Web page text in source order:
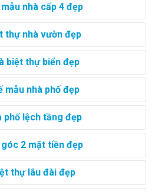
nhà cấp 4 đẹp
thự nhà vườn đẹp
biệt thự biển đẹp
mẫu nhà phố đẹp
phố lệch tầng đẹp
góc 2 mặt tiền đẹp
thự lâu đài đẹp